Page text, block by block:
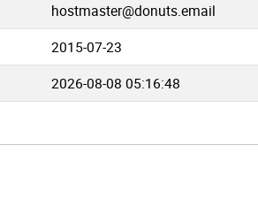
hostmaster@donuts.email
2015-07-23
2026-08-08 05:16:48